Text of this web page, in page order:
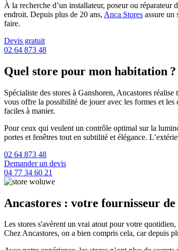
À la recherche d’un installateur, poseur ou
endroit. Depuis plus de 20 ans, Anca Stores assure un
faire.
Devis gratuit
02 64 873 48
Quel store pour mon habitation ?
Spécialiste des stores à Ganshoren, Ancastores
vous offre la possibilité de jouer avec les formes et les
faciles à manier.
Pour ceux qui veulent un contrôle optimal sur la
portes et fenêtres tout en subtilité et élégance.
02 64 873 48
Demander un devis
04 77 34 60 21
Ancastores : votre fournisseur
Les stores s'avèrent un vrai atout pour votre
Chez Ancastores, on a bien compris cela, car depuis